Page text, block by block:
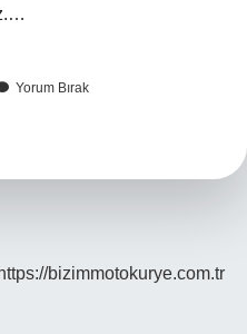
Yorum Bırak
https://bizimmotokurye.com.tr